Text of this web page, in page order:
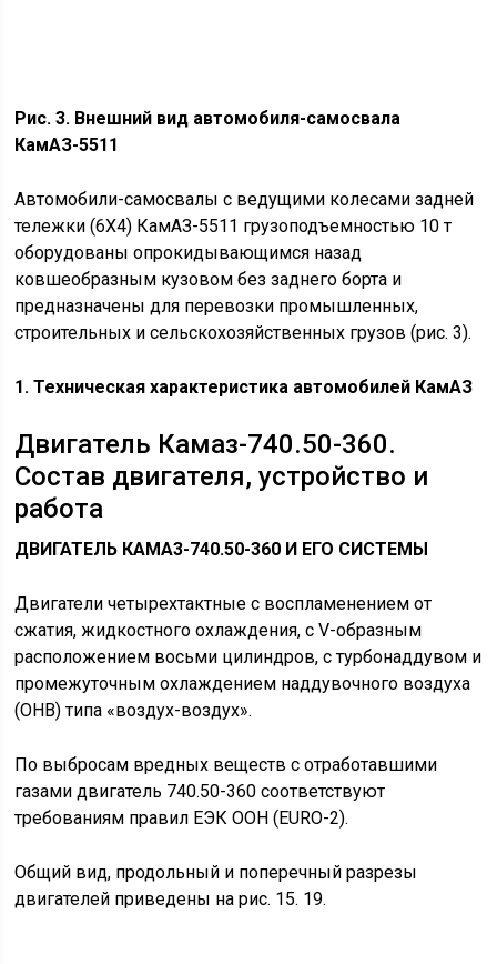
Рис. 3. Внешний вид автомобиля-самосвала
КамАЗ-5511
Автомобили-самосвалы с ведущими колесами задней
тележки (6X4) КамАЗ-5511 грузоподъемностью 10 т
оборудованы опрокидывающимся назад
ковшеобразным кузовом без заднего борта и
предназначены для перевозки промышленных,
строительных и сельскохозяйственных грузов (рис. 3).
1. Техническая характеристика автомобилей КамАЗ
Двигатель Камаз-740.50-360.
Состав двигателя, устройство и
работа
ДВИГАТЕЛЬ КАМA3-740.50-360 И ЕГО СИСТЕМЫ
Двигатели четырехтактные с воспламенением от
сжатия, жидкостного охлаждения, с V-образным
расположением восьми цилиндров, с турбонаддувом и
промежуточным охлаждением наддувочного воздуха
(ОНВ) типа «воздух-воздух».
По выбросам вредных веществ с отработавшими
газами двигатель 740.50-360 соответствуют
требованиям правил ЕЭК ООН (EURO-2).
Общий вид, продольный и поперечный разрезы
двигателей приведены на рис. 15. 19.